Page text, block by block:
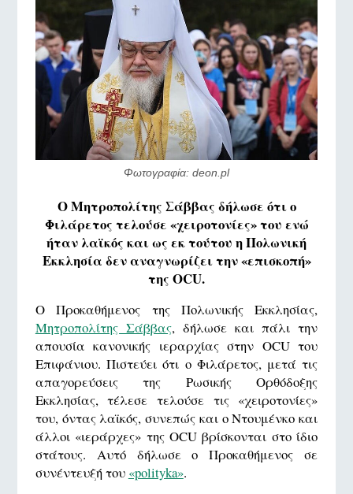
Φωτογραφία: deon.pl
Ο Μητροπολίτης Σάββας δήλωσε ότι ο
Φιλάρετος τελούσε «χειροτονίες» του ενώ
ήταν λαϊκός και ως εκ τούτου η Πολωνική
Εκκλησία δεν αναγνωρίζει την «επισκοπή»
της OCU.
Ο Προκαθήμενος της Πολωνικής Εκκλησίας,
Μητροπολίτης Σάββας, δήλωσε και πάλι την
απουσία κανονικής ιεραρχίας στην OCU του
Επιφάνιου. Πιστεύει ότι ο Φιλάρετος, μετά τις
απαγορεύσεις της Ρωσικής Ορθόδοξης
Εκκλησίας, τέλεσε τελούσε τις «χειροτονίες»
του, όντας λαϊκός, συνεπώς και ο Ντουμένκο και
άλλοι «ιεράρχες» της OCU βρίσκονται στο ίδιο
στάτους. Αυτό δήλωσε ο Προκαθήμενος σε
συνέντευξή του «polityka».